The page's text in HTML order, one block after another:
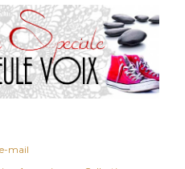
mail